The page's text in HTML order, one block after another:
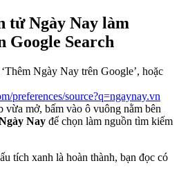
tử Ngày Nay làm
Google Search
Ngày Nay trên Google’, hoặc
preferences/source?q=ngaynay.vn
vừa mở, bấm vào ô vuông nằm bên
Nay để chọn làm nguồn tìm kiếm
tích xanh là hoàn thành, bạn đọc có